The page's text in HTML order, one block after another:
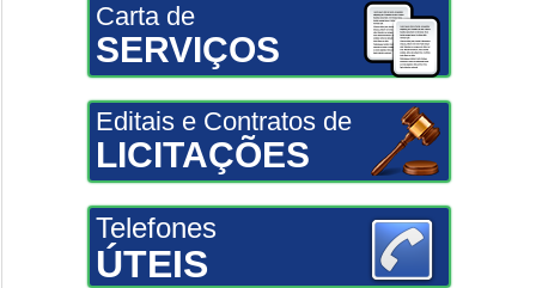
Carta de
SERVIÇOS
Editais e Contratos de
LICITAÇÕES
Telefones
ÚTEIS